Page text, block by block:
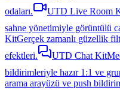
odaları.
UTD Live Room
sahne yönetimiyle görüntülü
KitGerçek zamanlı güzellik
efektleri.
UTD Chat Kit
bildirimleriyle hazır 1:1 ve
arama arayüzü ve push